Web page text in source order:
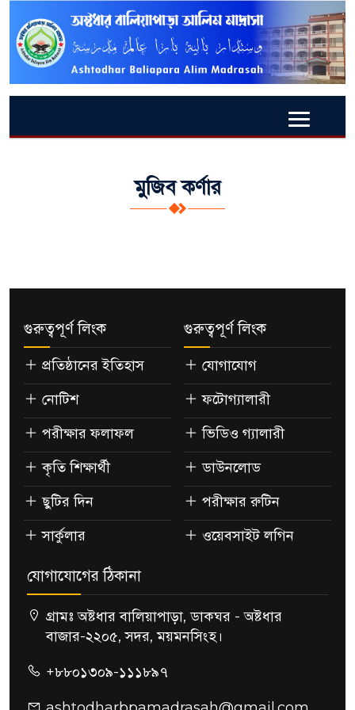
মুজিব কর্ণার
গুরুত্বপূর্ণ লিংক
প্রতিষ্ঠানের ইতিহাস
নোটিশ
পরীক্ষার ফলাফল
কৃতি শিক্ষার্থী
ছুটির দিন
সার্কুলার
গুরুত্বপূর্ণ লিংক
যোগাযোগ
ফটোগ্যালারী
ভিডিও গ্যালারী
ডাউনলোড
পরীক্ষার রুটিন
ওয়েবসাইট লগিন
যোগাযোগের ঠিকানা
গ্রামঃ অষ্টধার বালিয়াপাড়া, ডাকঘর - অষ্টধার
বাজার-২২০৫, সদর, ময়মনসিংহ।
+৮৮০১৩০৯-১১১৮৯৭